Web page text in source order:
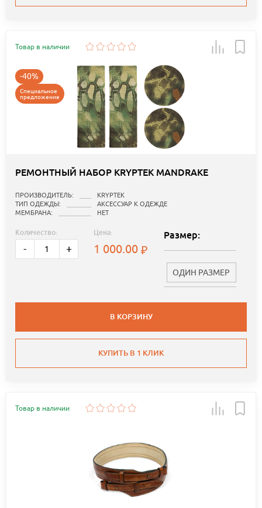
Товар в наличии
-40%
Специальное
предложение
РЕМОНТНЫЙ НАБОР KRYPTEK MANDRAKE
ПРОИЗВОДИТЕЛЬ:
KRYPTEK
ТИП ОДЕЖДЫ:
АКСЕССУАР К ОДЕЖДЕ
МЕМБРАНА:
НЕТ
Количество:
- +
Цена:
1 000.00
Размер:
ОДИН РАЗМЕР
В КОРЗИНУ
КУПИТЬ В 1 КЛИК
Товар в наличии